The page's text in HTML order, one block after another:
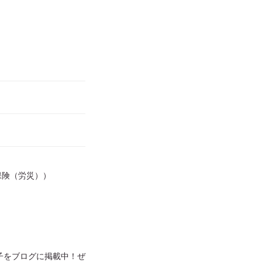
（労災））
ブログに掲載中！ぜ